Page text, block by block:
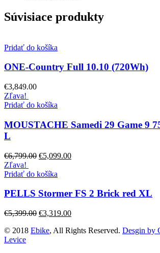
Súvisiace produkty
Pridať do košíka
ONE-Country Full 10.10 (720Wh)
€3,849.00
Zľava!
Pridať do košíka
MOUSTACHE Samedi 29 Game 9
L
€6,799.00 €5,099.00
Zľava!
Pridať do košíka
PELLS Stormer FS 2 Brick red XL
€5,399.00 €3,319.00
© 2018 Ebike, All Rights Reserved. Desgin by
Levice